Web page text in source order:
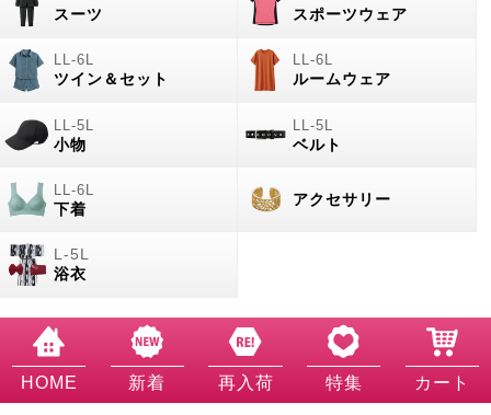
スーツ スポーツウェア
ツイン＆セット ルームウェア
小物 ベルト
下着
アクセサリー
浴衣
HOME 新着 再入荷 特集 カート